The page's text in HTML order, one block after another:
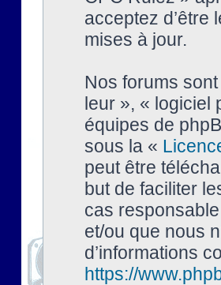
acceptez d’être
mises à jour.
Nos forums
leur », « logiciel
équipes de
sous la «
peut être
but de faciliter
cas
et/ou que nous
d’informations
https://